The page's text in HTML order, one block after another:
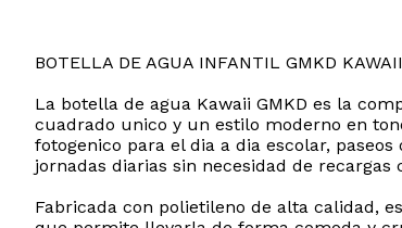
BOTELLA DE AGUA INFANTIL GMKD
La botella de agua Kawaii GMKD es la
cuadrado unico y un estilo moderno en
fotogenico para el dia a dia escolar,
jornadas diarias sin necesidad de recargas
Fabricada con polietileno de alta calidad,